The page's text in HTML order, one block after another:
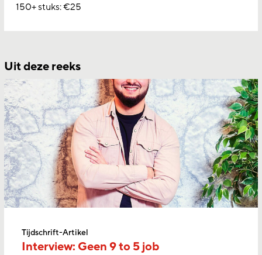
150+ stuks: €25
Uit deze reeks
Tijdschrift-Artikel
Interview: Geen 9 to 5 job